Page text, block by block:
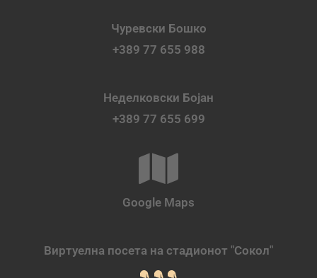
Чуревски Бошко
+389 77 655 988
Неделковски Бојан
+389 77 655 699
Google Maps
Виртуелна посета на стадионот "Сокол"